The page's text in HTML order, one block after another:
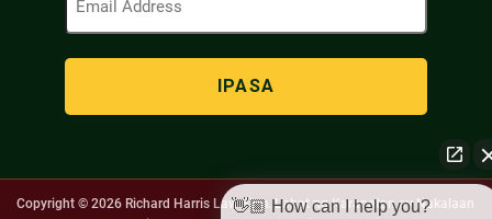
(Kinakailangan)
Copyright © 2026 Richard Harris Law Firm. Lahat ng Karapatan ay Nakalaan
👋🏼 How can I help you?